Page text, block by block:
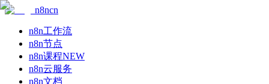
n8ncn
n8n工作流
n8n节点
n8n课程NEW
n8n云服务
n8n文档